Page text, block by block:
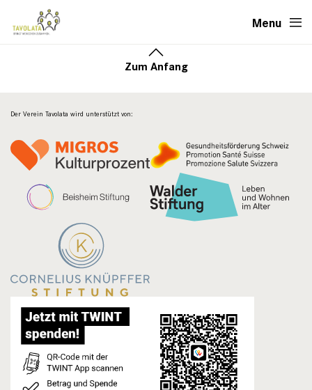
Menu
Zum Anfang
Der Verein Tavolata wird unterstützt von: